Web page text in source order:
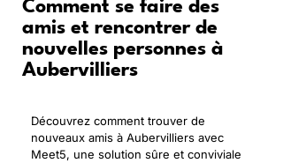
Comment se faire des
amis et rencontrer de
nouvelles personnes à
Aubervilliers
Découvrez comment trouver de
nouveaux amis à Aubervilliers avec
Meet5, une solution sûre et conviviale